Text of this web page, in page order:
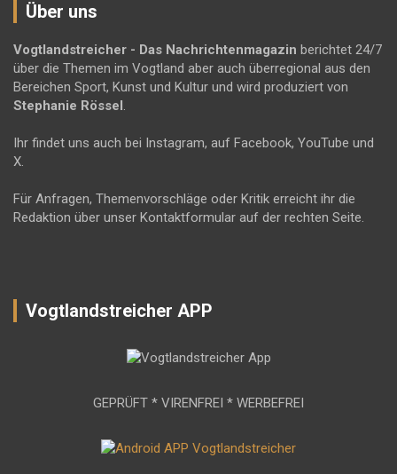
Über uns
Vogtlandstreicher - Das Nachrichtenmagazin berichtet 24/7
über die Themen im Vogtland aber auch überregional aus den
Bereichen Sport, Kunst und Kultur und wird produziert von
Stephanie Rössel.
Ihr findet uns auch bei Instagram, auf Facebook, YouTube und
X.
Für Anfragen, Themenvorschläge oder Kritik erreicht ihr die
Redaktion über unser Kontaktformular auf der rechten Seite.
Vogtlandstreicher APP
GEPRÜFT * VIRENFREI * WERBEFREI